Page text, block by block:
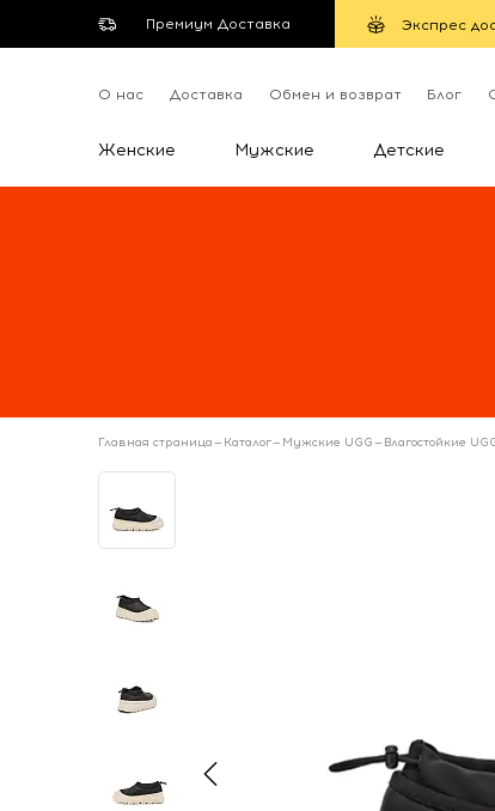
Премиум Доставка Экспрес
О нас Доставка Обмен и возврат Блог
Женские Мужские Детские
Главная страница— Каталог— Мужские UGG— Влагостойкие